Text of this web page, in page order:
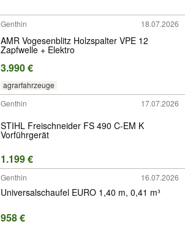
Genthin 18.07.2026
AMR Vogesenblitz Holzspalter VPE 12
Zapfwelle + Elektro
3.990 €
agrarfahrzeuge
Genthin
17.07.2026
STIHL Freischneider FS 490 C-EM K
Vorführgerät
1.199 €
Genthin 16.07.2026
Universalschaufel EURO 1,40 m, 0,41 m³
958 €